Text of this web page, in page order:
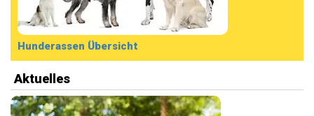
Hunderassen Übersicht
Aktuelles